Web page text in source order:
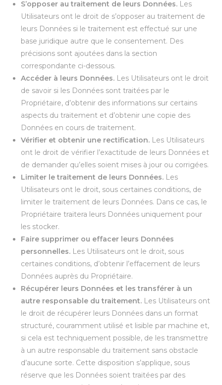
S’opposer au traitement de leurs Données. Les
Utilisateurs ont le droit de s’opposer au traitement de
leurs Données si le traitement est effectué sur une
base juridique autre que le consentement. Des
précisions sont ajoutées dans la section
correspondante ci-dessous.
Accéder à leurs Données. Les Utilisateurs ont le droit
de savoir si les Données sont traitées par le
Propriétaire, d’obtenir des informations sur certains
aspects du traitement et d’obtenir une copie des
Données en cours de traitement.
Vérifier et obtenir une rectification. Les Utilisateurs
ont le droit de vérifier l’exactitude de leurs Données et
de demander qu’elles soient mises à jour ou corrigées.
Limiter le traitement de leurs Données. Les
Utilisateurs ont le droit, sous certaines conditions, de
limiter le traitement de leurs Données. Dans ce cas, le
Propriétaire traitera leurs Données uniquement pour
les stocker.
Faire supprimer ou effacer leurs Données
personnelles. Les Utilisateurs ont le droit, sous
certaines conditions, d’obtenir l’effacement de leurs
Données auprès du Propriétaire.
Récupérer leurs Données et les transférer à un
autre responsable du traitement. Les Utilisateurs ont
le droit de récupérer leurs Données dans un format
structuré, couramment utilisé et lisible par machine et,
si cela est techniquement possible, de les transmettre
à un autre responsable du traitement sans obstacle
d’aucune sorte. Cette disposition s’applique, sous
réserve que les Données soient traitées par des